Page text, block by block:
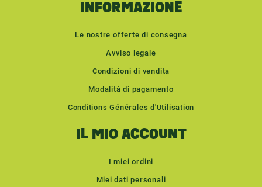
INFORMAZIONE
Le nostre offerte di consegna
Avviso legale
Condizioni di vendita
Modalità di pagamento
Conditions Générales d'Utilisation
IL MIO ACCOUNT
I miei ordini
Miei dati personali